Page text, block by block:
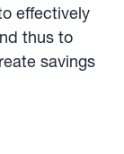
effectively
thus to
savings